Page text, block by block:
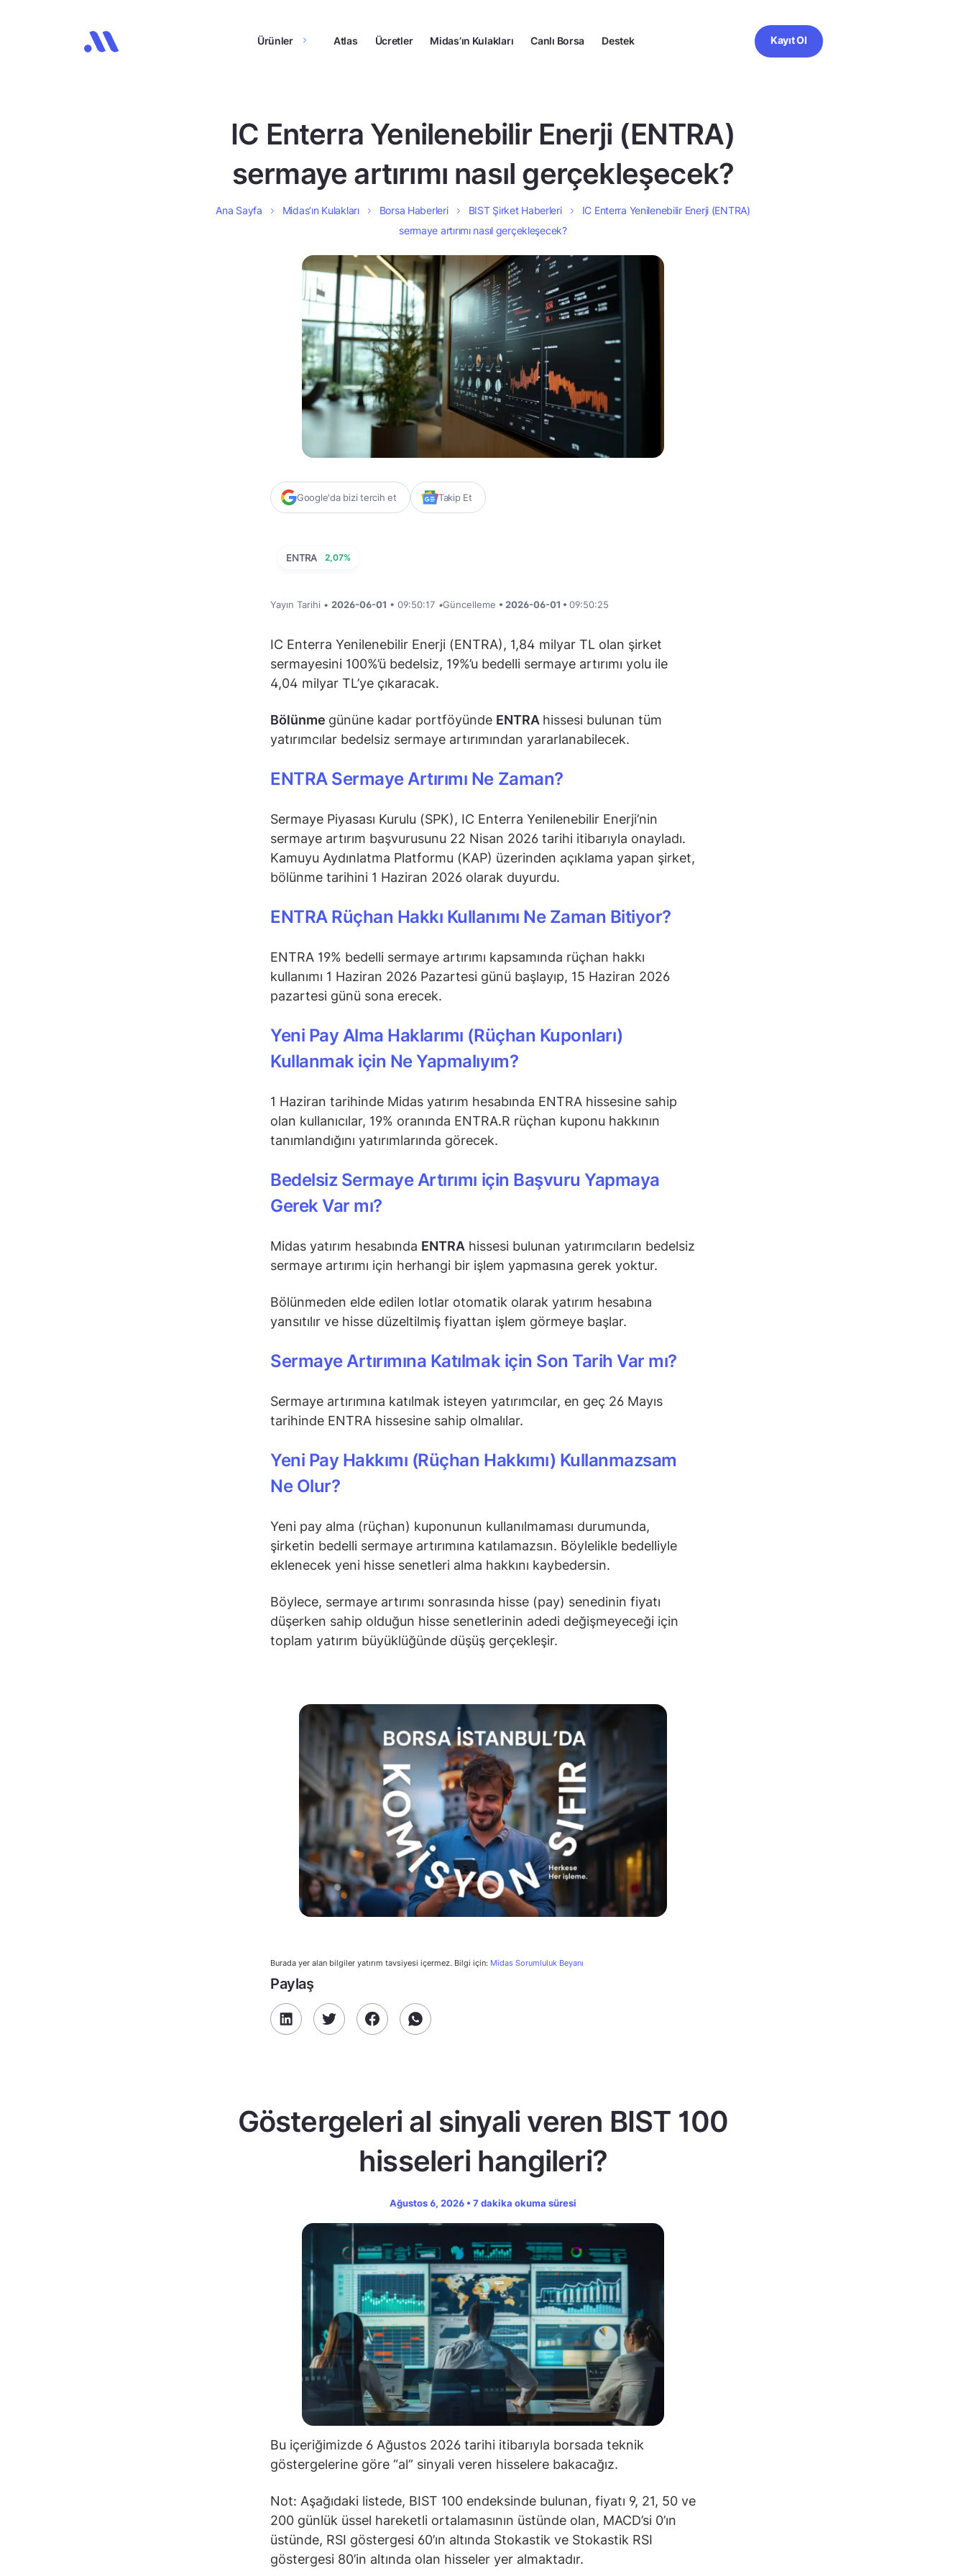
Ürünler Atlas Ücretler Midas’ın Kulakları Canlı Borsa Destek Kayıt Ol
IC Enterra Yenilenebilir Enerji (ENTRA)
sermaye artırımı nasıl gerçekleşecek?
Ana Sayfa Midas’ın Kulakları Borsa Haberleri BIST Şirket Haberleri
IC Enterra Yenilenebilir Enerji (ENTRA)
sermaye artırımı nasıl gerçekleşecek?
Google'da bizi tercih et Takip Et
ENTRA 2,07%
Yayın Tarihi • 2026-06-01 • 09:50:17 •Güncelleme • 2026-06-01 • 09:50:25
IC Enterra Yenilenebilir Enerji (ENTRA), 1,84 milyar TL olan şirket
sermayesini 100%’ü bedelsiz, 19%’u bedelli sermaye artırımı yolu ile
4,04 milyar TL’ye çıkaracak.
Bölünme gününe kadar portföyünde ENTRA hissesi bulunan tüm
yatırımcılar bedelsiz sermaye artırımından yararlanabilecek.
ENTRA Sermaye Artırımı Ne Zaman?
Sermaye Piyasası Kurulu (SPK), IC Enterra Yenilenebilir Enerji’nin
sermaye artırım başvurusunu 22 Nisan 2026 tarihi itibarıyla onayladı.
Kamuyu Aydınlatma Platformu (KAP) üzerinden açıklama yapan şirket,
bölünme tarihini 1 Haziran 2026 olarak duyurdu.
ENTRA Rüçhan Hakkı Kullanımı Ne Zaman Bitiyor?
ENTRA 19% bedelli sermaye artırımı kapsamında rüçhan hakkı
kullanımı 1 Haziran 2026 Pazartesi günü başlayıp, 15 Haziran 2026
pazartesi günü sona erecek.
Yeni Pay Alma Haklarımı (Rüçhan Kuponları)
Kullanmak için Ne Yapmalıyım?
1 Haziran tarihinde Midas yatırım hesabında ENTRA hissesine sahip
olan kullanıcılar, 19% oranında ENTRA.R rüçhan kuponu hakkının
tanımlandığını yatırımlarında görecek.
Bedelsiz Sermaye Artırımı için Başvuru Yapmaya
Gerek Var mı?
Midas yatırım hesabında ENTRA hissesi bulunan yatırımcıların bedelsiz
sermaye artırımı için herhangi bir işlem yapmasına gerek yoktur.
Bölünmeden elde edilen lotlar otomatik olarak yatırım hesabına
yansıtılır ve hisse düzeltilmiş fiyattan işlem görmeye başlar.
Sermaye Artırımına Katılmak için Son Tarih Var mı?
Sermaye artırımına katılmak isteyen yatırımcılar, en geç 26 Mayıs
tarihinde ENTRA hissesine sahip olmalılar.
Yeni Pay Hakkımı (Rüçhan Hakkımı) Kullanmazsam
Ne Olur?
Yeni pay alma (rüçhan) kuponunun kullanılmaması durumunda,
şirketin bedelli sermaye artırımına katılamazsın. Böylelikle bedelliyle
eklenecek yeni hisse senetleri alma hakkını kaybedersin.
Böylece, sermaye artırımı sonrasında hisse (pay) senedinin fiyatı
düşerken sahip olduğun hisse senetlerinin adedi değişmeyeceği için
toplam yatırım büyüklüğünde düşüş gerçekleşir.
Burada yer alan bilgiler yatırım tavsiyesi içermez. Bilgi için: Midas Sorumluluk Beyanı
Paylaş
Göstergeleri al sinyali veren BIST 100
hisseleri hangileri?
Ağustos 6, 2026 • 7 dakika okuma süresi
Bu içeriğimizde 6 Ağustos 2026 tarihi itibarıyla borsada teknik
göstergelerine göre “al” sinyali veren hisselere bakacağız.
Not: Aşağıdaki listede, BIST 100 endeksinde bulunan, fiyatı 9, 21, 50 ve
200 günlük üssel hareketli ortalamasının üstünde olan, MACD’si 0’ın
üstünde, RSI göstergesi 60’ın altında Stokastik ve Stokastik RSI
göstergesi 80’in altında olan hisseler yer almaktadır.